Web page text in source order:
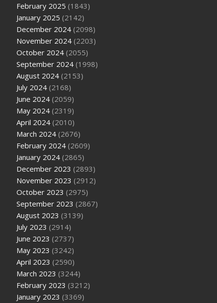
February 2025 (1843)
January 2025 (2142)
December 2024 (2098)
November 2024 (2203)
October 2024 (2055)
September 2024 (1998)
August 2024 (2153)
July 2024 (2168)
June 2024 (2059)
May 2024 (2319)
April 2024 (2010)
March 2024 (2676)
February 2024 (2609)
January 2024 (2865)
December 2023 (2893)
November 2023 (2912)
October 2023 (2975)
September 2023 (2867)
August 2023 (3139)
July 2023 (2914)
June 2023 (2737)
May 2023 (3242)
April 2023 (2590)
March 2023 (3244)
February 2023 (3212)
January 2023 (3369)